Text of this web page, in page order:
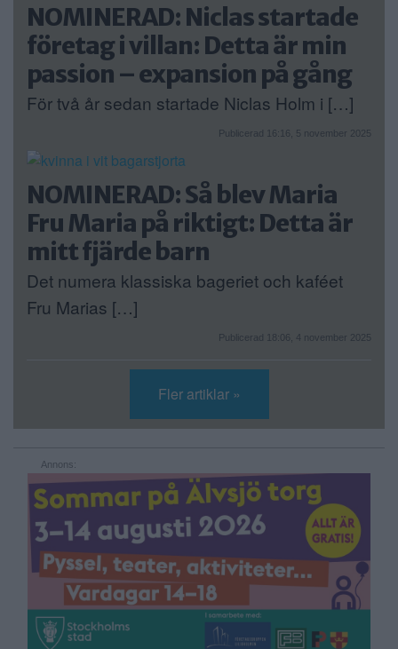
NOMINERAD: Niclas startade
företag i villan: Detta är min
passion – expansion på gång
För två år sedan startade Niclas Holm i […]
Publicerad 16:16, 5 november 2025
NOMINERAD: Så blev Maria
Fru Maria på riktigt: Detta är
mitt fjärde barn
Det numera klassiska bageriet och kaféet
Fru Marias […]
Publicerad 18:06, 4 november 2025
Fler artiklar »
Annons: